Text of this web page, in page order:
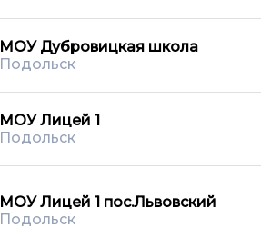
МОУ Дубровицкая школа
Подольск
МОУ Лицей 1
Подольск
МОУ Лицей 1 пос.Львовский
Подольск